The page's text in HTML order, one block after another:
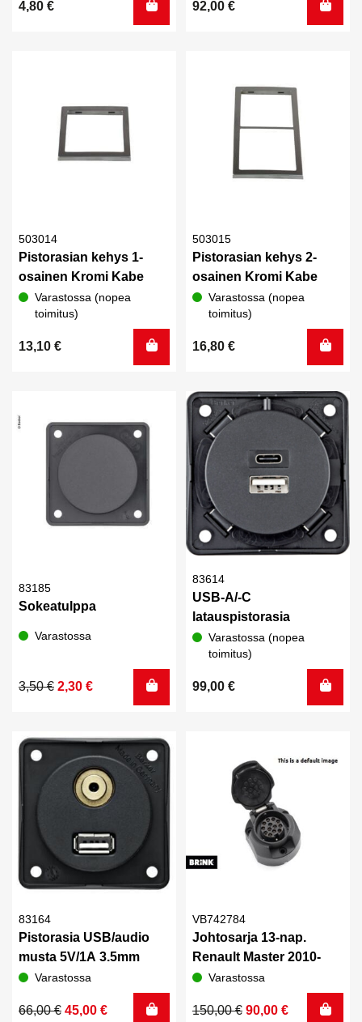
4,80 € 92,00 €
503014
Pistorasian kehys 1-
osainen Kromi Kabe
Varastossa (nopea
toimitus)
13,10 €
503015
Pistorasian kehys 2-
osainen Kromi Kabe
Varastossa (nopea
toimitus)
16,80 €
83185
Sokeatulppa
Varastossa
3,50€
Alkuperäinen
3,50 €.
2,30 €
Nykyinen
2,30 €.
83614
USB-A/-C
latauspistorasia
Varastossa (nopea
toimitus)
99,00 €
83164
Pistorasia USB/audio
musta 5V/1A 3.5mm
Varastossa
66,00€
Alkuperäinen
45,00 €
Nykyinen
VB742784
Johtosarja 13-nap.
Renault Master 2010-
Varastossa
150,00€
Alkuperäinen
90,00 €
Nykyinen